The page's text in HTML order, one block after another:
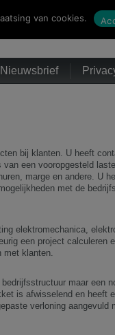
Nieuwsbrief
bij klanten. U heeft
een vooropgesteld
marge en andere. U
met de
elektromechanica,
een project calculeren
klanten.
maar een
is afwisselend en heeft
verloning aangevuld
van cookies.